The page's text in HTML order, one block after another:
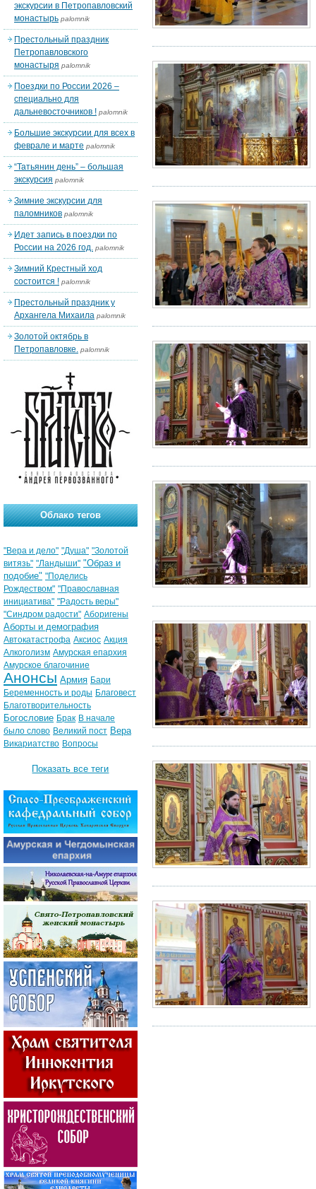
экскурсии в Петропавловский
монастырь palomnik
Престольный праздник
Петропавловского
монастыря palomnik
Поездки по России 2026 –
специально для
дальневосточников ! palomnik
Большие экскурсии для всех в
феврале и марте palomnik
“Татьянин день” – большая
экскурсия palomnik
Зимние экскурсии для
паломников palomnik
Идет запись в поездки по
России на 2026 год. palomnik
Зимний Крестный ход
состоится ! palomnik
Престольный праздник у
Архангела Михаила palomnik
Золотой октябрь в
Петропавловке. palomnik
Облако тегов
"Вера и дело" "Душа" "Золотой
витязь" "Ландыши" "Образ и
подобие" "Поделись
Рождеством" "Православная
инициатива" "Радость веры"
"Синдром радости" Аборигены
Аборты и демография
Автокатастрофа Аксиос Акция
Алкоголизм Амурская епархия
Амурское благочиние
Анонсы Армия Бари
Беременность и роды Благовест
Благотворительность
Богословие Брак В начале
было слово Великий пост Вера
Викариатство Вопросы
Показать все теги